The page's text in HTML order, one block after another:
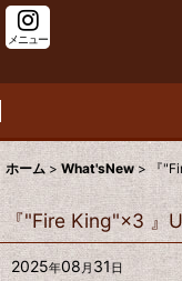
メニュー
ホーム > What'sNew > 『
『"Fire King"×3 』
2025年08月 31日